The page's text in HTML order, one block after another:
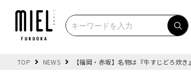
TOP NEWS 【福岡・赤坂】名物は『牛すじどろ炊